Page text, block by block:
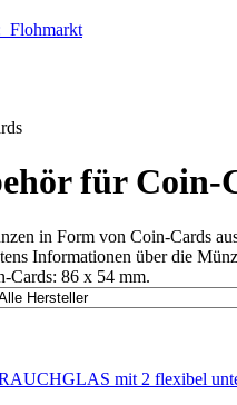
Flohmarkt
für Coin-
in Form von Coin-Cards
Informationen über die
Cards: 86 x 54 mm.